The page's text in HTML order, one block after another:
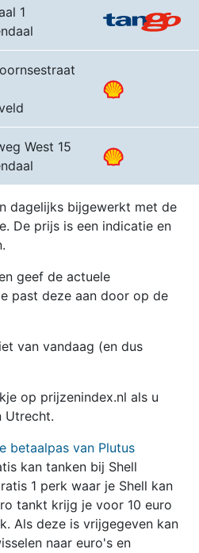
1
West 15
dagelijks bijgewerkt met de
De prijs is een indicatie en
geef de actuele
past deze aan door op de
van vandaag (en dus
op prijzenindex.nl als u
Utrecht.
betaalpas van Plutus
kan tanken bij Shell
1 perk waar je Shell kan
tankt krijg je voor 10 euro
Als deze is vrijgegeven kan
naar euro's en